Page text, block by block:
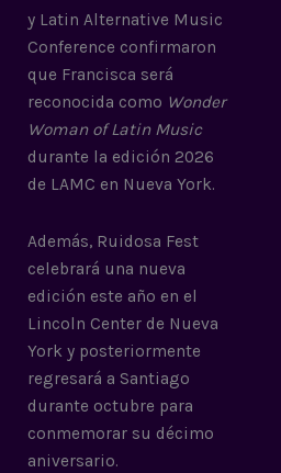
y Latin Alternative Music
Conference confirmaron
que Francisca será
reconocida como Wonder
Woman of Latin Music
durante la edición 2026
de LAMC en Nueva York.
Además, Ruidosa Fest
celebrará una nueva
edición este año en el
Lincoln Center de Nueva
York y posteriormente
regresará a Santiago
durante octubre para
conmemorar su décimo
aniversario.